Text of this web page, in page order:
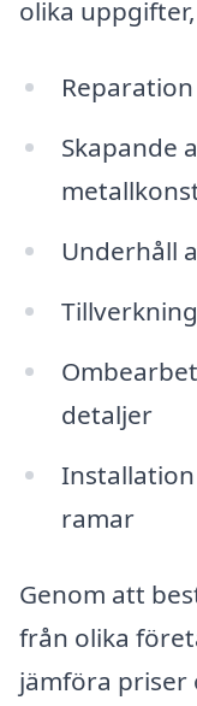
olika
Skapande
Underhåll
detaljer
ramar
Genom att
från olika
jämföra priser